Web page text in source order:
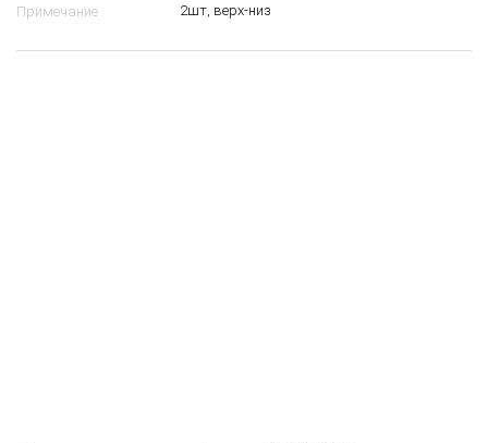
Примечание
2шт, верх-низ